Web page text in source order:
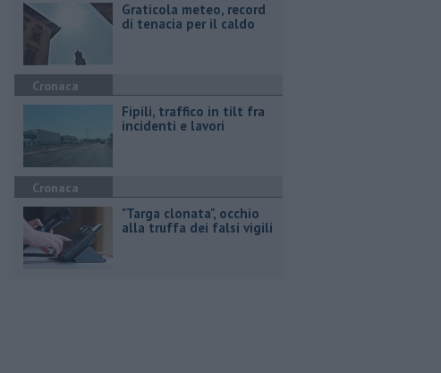
Graticola meteo, record
di tenacia per il caldo
Cronaca
Fipili, traffico in tilt fra
incidenti e lavori
Cronaca
"Targa clonata", occhio
alla truffa dei falsi vigili